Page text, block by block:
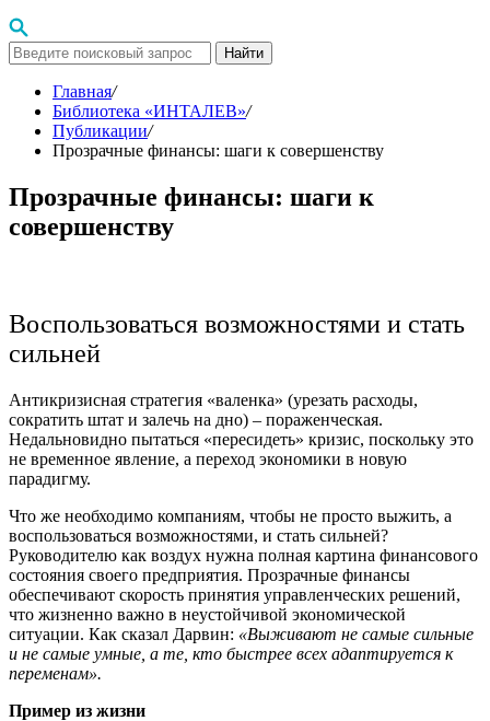
Найти
Главная/
Библиотека «ИНТАЛЕВ»/
Публикации/
Прозрачные финансы: шаги к совершенству
Прозрачные финансы: шаги к
совершенству
Воспользоваться возможностями и стать
сильней
Антикризисная стратегия «валенка» (урезать расходы,
сократить штат и залечь на дно) – пораженческая.
Недальновидно пытаться «пересидеть» кризис, поскольку это
не временное явление, а переход экономики в новую
парадигму.
Что же необходимо компаниям, чтобы не просто выжить, а
воспользоваться возможностями, и стать сильней?
Руководителю как воздух нужна полная картина финансового
состояния своего предприятия. Прозрачные финансы
обеспечивают скорость принятия управленческих решений,
что жизненно важно в неустойчивой экономической
ситуации. Как сказал Дарвин: «Выживают не самые сильные
и не самые умные, а те, кто быстрее всех адаптируется к
переменам».
Пример из жизни